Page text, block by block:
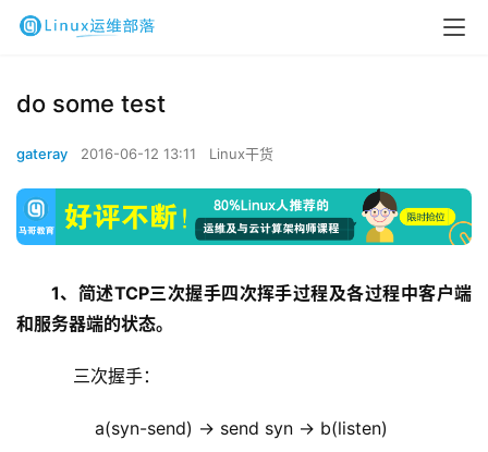
do some test
gateray 2016-06-12 13:11 Linux干货
1、简述TCP三次握手四次挥手过程及各过程中客户端
和服务器端的状态。
三次握手：
a(syn-send) -> send syn -> b(listen)